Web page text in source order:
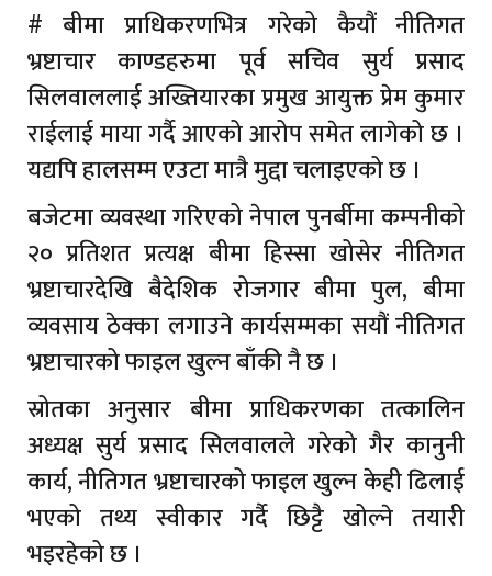
# बीमा प्राधिकरणभित्र गरेको कैयौं नीतिगत
भ्रष्टाचार काण्डहरुमा पूर्व सचिव सुर्य प्रसाद
सिलवाललाई अख्तियारका प्रमुख आयुक्त प्रेम कुमार
राईलाई माया गर्दै आएको आरोप समेत लागेको छ ।
यद्यपि हालसम्म एउटा मात्रै मुद्दा चलाइएको छ ।
बजेटमा व्यवस्था गरिएको नेपाल पुनर्बीमा कम्पनीको
२० प्रतिशत प्रत्यक्ष बीमा हिस्सा खोसेर नीतिगत
भ्रष्टाचारदेखि बैदेशिक रोजगार बीमा पुल, बीमा
व्यवसाय ठेक्का लगाउने कार्यसम्मका सयौं नीतिगत
भ्रष्टाचारको फाइल खुल्न बाँकी नै छ ।
स्रोतका अनुसार बीमा प्राधिकरणका तत्कालिन
अध्यक्ष सुर्य प्रसाद सिलवालले गरेको गैर कानुनी
कार्य, नीतिगत भ्रष्टाचारको फाइल खुल्न केही ढिलाई
भएको तथ्य स्वीकार गर्दै छिट्टै खोल्ने तयारी
भइरहेको छ ।